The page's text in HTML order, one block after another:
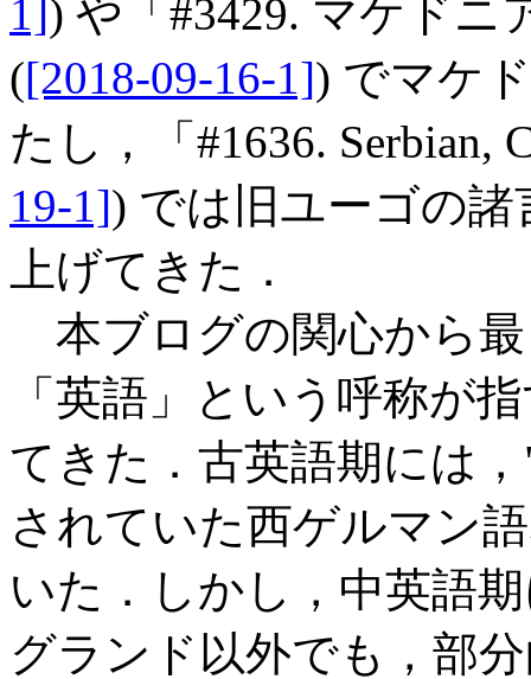
1]) や「#3429. マケドニ
([2018-09-16-1]) でマケ
たし，「#1636. Serbian,
19-1]) では旧ユーゴの
上げてきた．
本ブログの関心から
「英語」という呼称が
てきた．古英語期には
されていた西ゲルマン
いた．しかし，中英語
グランド以外でも，部